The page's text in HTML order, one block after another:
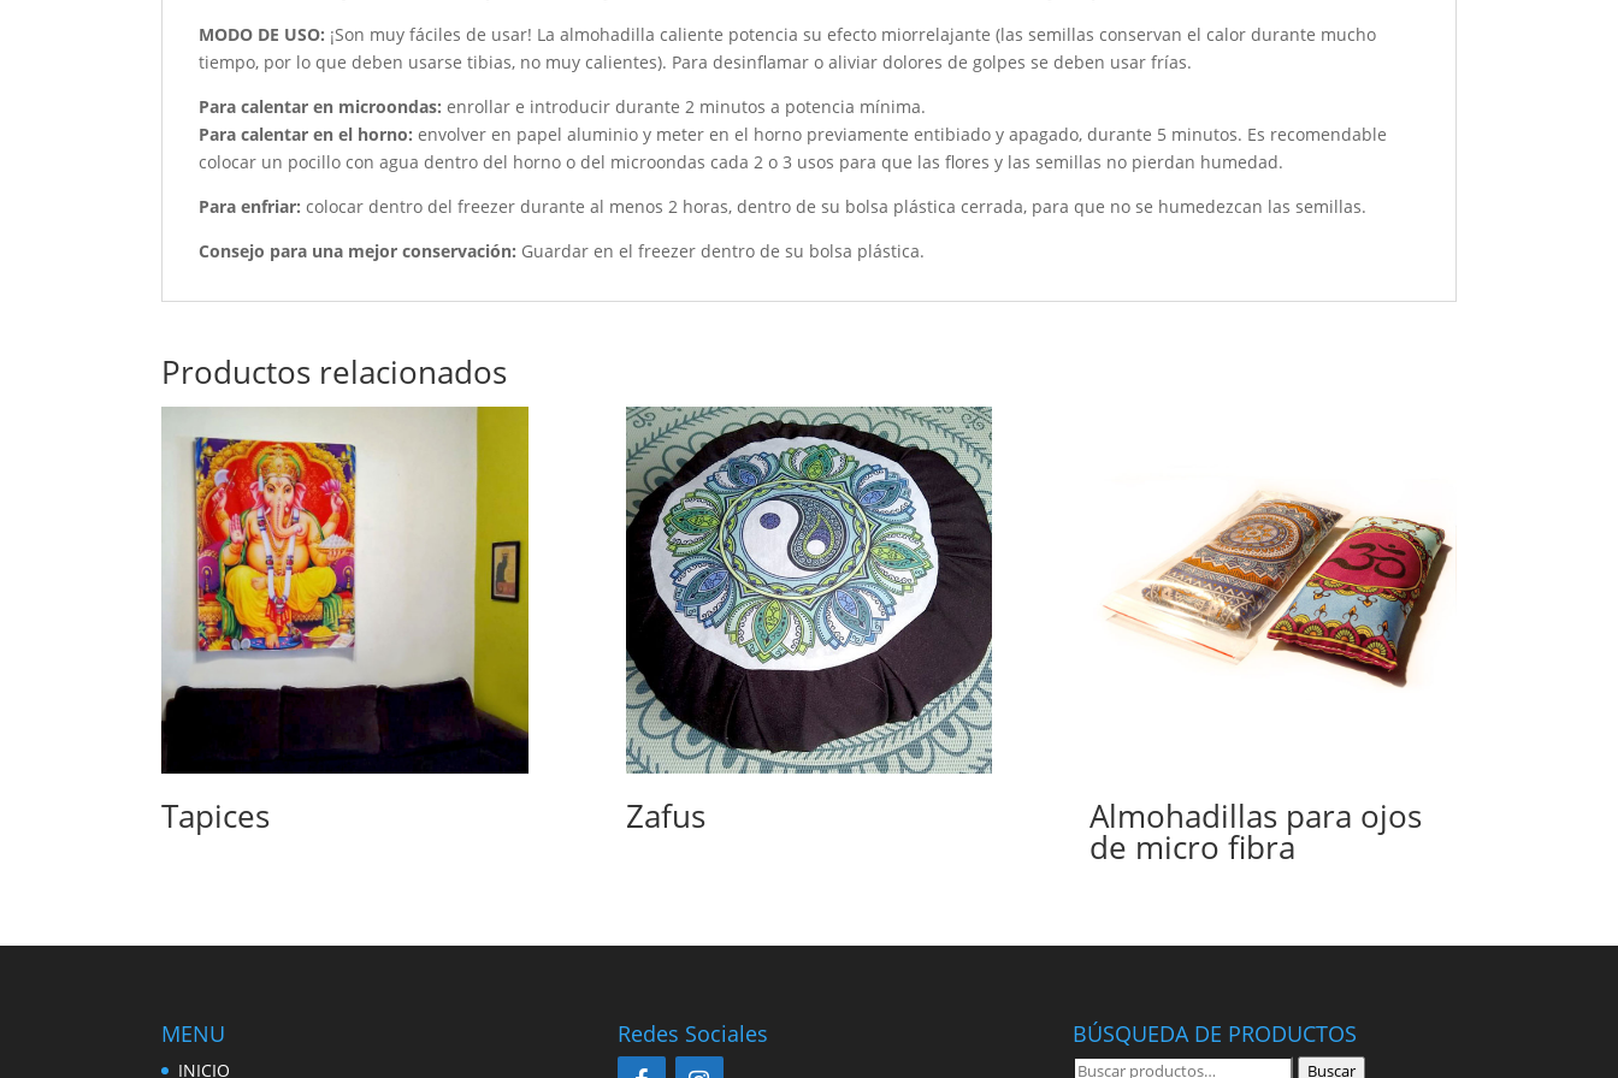
MODO DE USO: ¡Son muy fáciles de usar! La almohadilla caliente potencia su efecto miorrelajante (las semillas conservan el calor durante mucho
tiempo, por lo que deben usarse tibias, no muy calientes). Para desinflamar o aliviar dolores de golpes se deben usar frías.
Para calentar en microondas: enrollar e introducir durante 2 minutos a potencia mínima.
Para calentar en el horno: envolver en papel aluminio y meter en el horno previamente entibiado y apagado, durante 5 minutos. Es recomendable
colocar un pocillo con agua dentro del horno o del microondas cada 2 o 3 usos para que las flores y las semillas no pierdan humedad.
Para enfriar: colocar dentro del freezer durante al menos 2 horas, dentro de su bolsa plástica cerrada, para que no se humedezcan las semillas.
Consejo para una mejor conservación: Guardar en el freezer dentro de su bolsa plástica.
Productos relacionados
Tapices Zafus Almohadillas para ojos
de micro fibra
MENU
INICIO
Redes Sociales BÚSQUEDA DE PRODUCTOS
Buscar Buscar